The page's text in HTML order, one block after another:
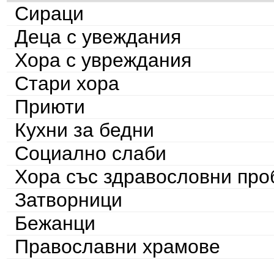
Сираци
Деца с увеждания
Хора с увреждания
Стари хора
Приюти
Кухни за бедни
Социално слаби
Хора със здравословни
Затворници
Бежанци
Православни храмове